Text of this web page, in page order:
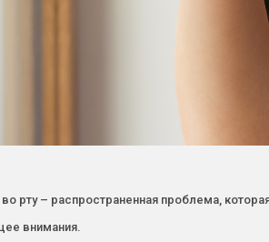
во рту – распространенная проблема,
внимания.